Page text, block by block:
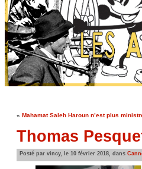
« Mahamat Saleh Haroun n’est plus
Thomas
Posté par vincy, le 10 février 2018, dans